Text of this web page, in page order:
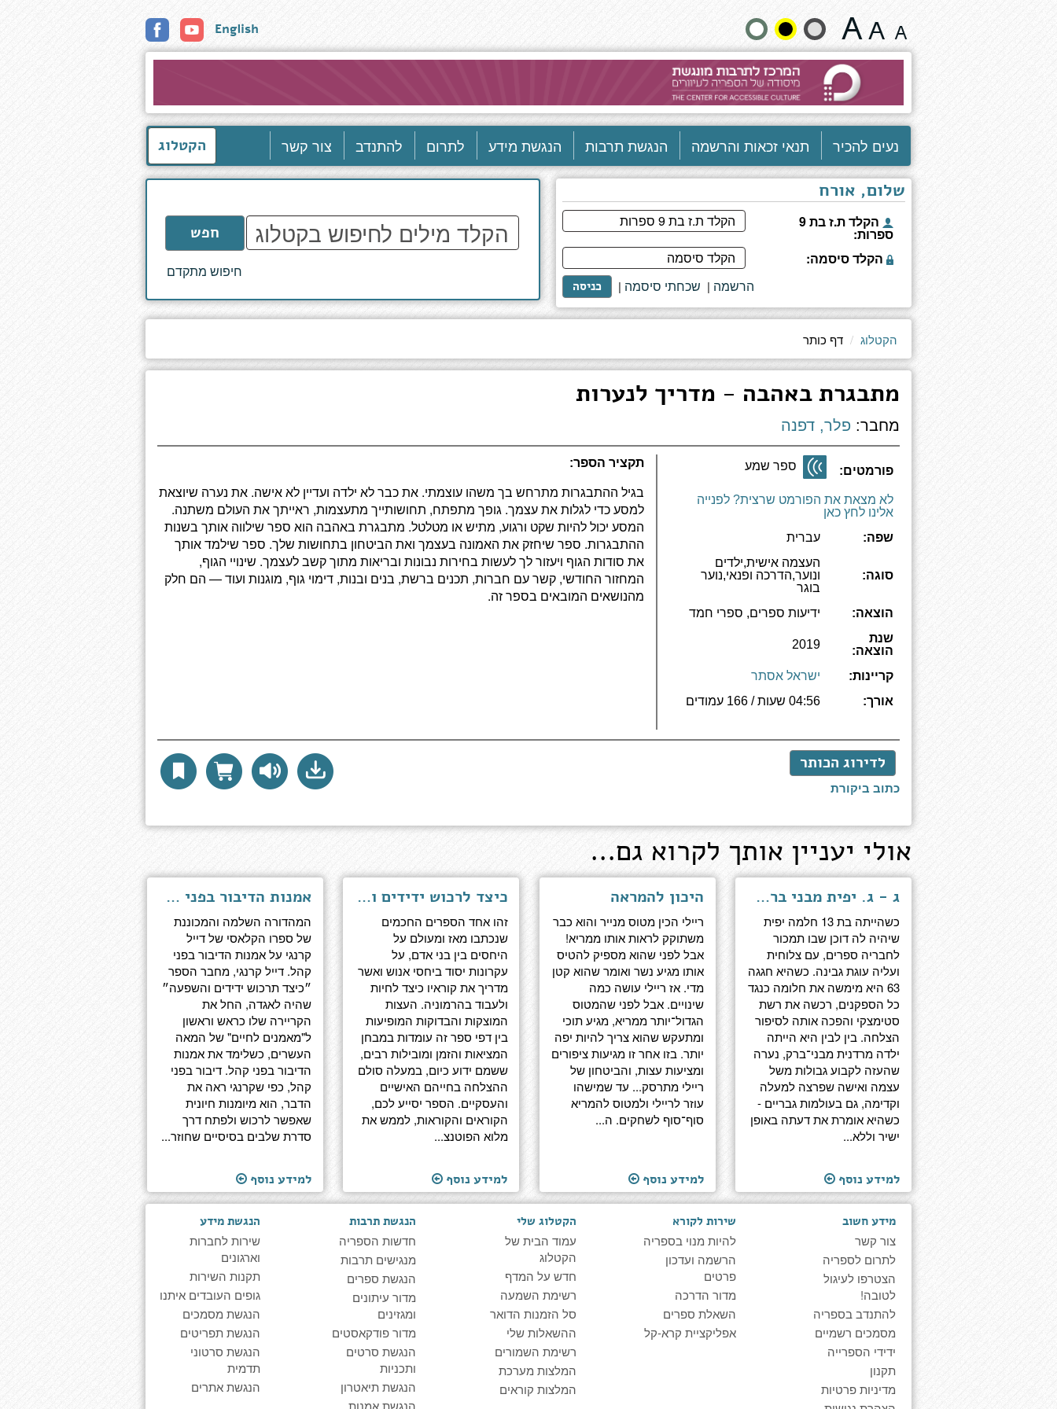
באהבה
-
מדריך
שנה
גודל
וצבעים:
English
נעים להכיר תנאי זכאות והרשמה הנגשת תרבות הנגשת מידע לתרום להתנדב צור קשר הקטלוג
שלום, אורח
הקלד ת.ז בת 9
ספרות:
הקלד סיסמה:
כניסה | שכחתי סיסמה | הרשמה
הקלד
מילים
לחיפוש
חפש
חיפוש מתקדם
הקטלוג דף כותר
מתבגרת באהבה - מדריך לנערות
מחבר: פלר, דפנה
פורמטים: ספר שמע
לא מצאת את הפורמט שרצית? לפנייה
אלינו לחץ כאן
שפה:
עברית
סוגה:
העצמה אישית,ילדים
ונוער,הדרכה ופנאי,נוער
בוגר
הוצאה:
ידיעות ספרים, ספרי חמד
שנת
הוצאה:
2019
קריינות:
ישראל אסתר
אורך:
04:56 שעות / 166 עמודים
תקציר הספר:
בגיל ההתבגרות מתרחש בך משהו עוצמתי. את כבר לא ילדה ועדיין לא אישה. את נערה שיוצאת
למסע כדי לגלות את עצמך. גופך מתפתח, תחושותייך מתעצמות, ראייתך את העולם משתנה.
המסע יכול להיות שקט ורגוע, מתיש או מטלטל. מתבגרת באהבה הוא ספר שילווה אותך בשנות
ההתבגרות. ספר שיחזק את האמונה בעצמך ואת הביטחון בתחושות שלך. ספר שילמד אותך
את סודות הגוף ויעזור לך לעשות בחירות נבונות ובריאות מתוך קשב לעצמך. שינויי הגוף,
המחזור החודשי, קשר עם חברות, תכנים ברשת, בנים ובנות, דימוי גוף, מוגנות ועוד — הם חלק
מהנושאים המובאים בספר זה.
לדירוג הכותר
כתוב ביקורת
אולי יעניין אותך לקרוא גם...
ג - ג. יפית מבני ברק לפסגת עולם העסקים
כשהייתה בת 13 חלמה יפית
שיהיה לה דוכן שבו תמכור
לחבריה ספרים, עם צלוחית
ועליה עוגת גבינה. כשהיא חגגה
63 היא מימשה את חלומה כנגד
כל הספקנים, רכשה את רשת
סטימצקי והפכה אותה לסיפור
הצלחה. בין לבין היא הייתה
ילדה מרדנית מבני־ברק, נערה
שהעזה לקבוע גבולות משל
עצמה ואישה שפרצה למעלה
וקדימה, גם בעולמות גבריים -
כשהיא אומרת את דעתה באופן
ישיר וללא...
למידע נוסף
היכון להמראה
ריילי הכין מטוס מנייר והוא כבר
משתוקק לראות אותו ממריא!
אבל לפני שהוא מספיק להטיס
אותו מגיע נשר ואומר שהוא קטן
מדי. אז ריילי עושה כמה
שינויים. אבל לפני שהמטוס
הגדול־יותר ממריא, מגיע תוכי
ומתעקש שהוא צריך להיות יפה
יותר. בזו אחר זו מגיעות ציפורים
ומציעות עצות, והביטחון של
ריילי מתרסק... עד שמישהו
עוזר לריילי ולמטוס להמריא
סוף־סוף לשחקים. ה...
למידע נוסף
כיצד לרכוש ידידים והשפעה - מהדורה מעודכנת לדור המנהיגים הבא
זהו אחד הספרים החכמים
שנכתבו מאז ומעולם על
היחסים בין בני אדם, על
עקרונות יסוד ביחסי אנוש ואשר
מדריך את קוראיו כיצד לחיות
ולעבוד בהרמוניה. העצות
המוצקות והבדוקות המופיעות
בין דפי ספר זה עומדות במבחן
המציאות והזמן ומובילות רבים,
ששמם ידוע כיום, במעלה סולם
ההצלחה בחייהם האישיים
והעסקיים. הספר יסייע לכם,
הקוראים והקוראות, לממש את
מלוא הפוטנצ...
למידע נוסף
אמנות הדיבור בפני קהל - התוכנית המלאה, ערוכה מחדש ומעודכנת על ידי דוקטור ארתור פל
המהדורה השלמה והמכוננת
של ספרו הקלאסי של דייל
קרנגי על אמנות הדיבור בפני
קהל. דייל קרנגי, מחבר הספר
״כיצד תרכוש ידידים והשפעה״
שהיה לאגדה, החל את
הקריירה שלו כראש וראשון
ל"מאמנים לחיים" של המאה
העשרים, כשלימד את אמנות
הדיבור בפני קהל. דיבור בפני
קהל, כפי שקרנגי ראה את
הדבר, הוא מיומנות חיונית
שאפשר לרכוש ולפתח דרך
סדרת שלבים בסיסיים שחוזר...
למידע נוסף
מידע חשוב
צור קשר
לתרום לספריה
הצטרפו לעיגול
לטובה!
להתנדב בספריה
מסמכים רשמיים
ידידי הספרייה
תקנון
מדיניות פרטיות
שירות לקורא
להיות מנוי בספריה
הרשמה ועדכון
פרטים
מדור הדרכה
השאלת ספרים
אפליקציית קרא-קל
הקטלוג שלי
עמוד הבית של
הקטלוג
חדש על המדף
רשימת השמעה
סל הזמנות הדואר
ההשאלות שלי
רשימת השמורים
המלצות מערכת
המלצות קוראים
הנגשת תרבות
חדשות הספריה
מנגישים תרבות
הנגשת ספרים
מדור עיתונים
ומגזינים
מדור פודקאסטים
הנגשת סרטים
ותכניות
הנגשת תיאטרון
הנגשת אמנות
הנגשת מידע
שירות לחברות
וארגונים
תקנות השירות
גופים העובדים איתנו
הנגשת מסמכים
הנגשת תפריטים
הנגשת סרטוני
תדמית
הנגשת אתרים